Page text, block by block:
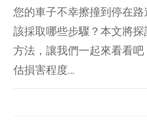
您的車子不幸擦撞到停在
該採取哪些步驟？本文將
方法，讓我們一起來看看
估損害程度…